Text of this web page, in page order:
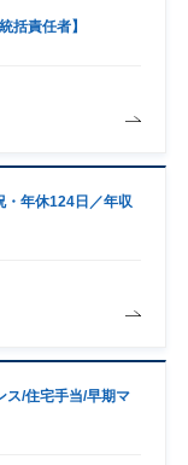
括責任者】
・年休124日／年収
ス/住宅手当/早期マ